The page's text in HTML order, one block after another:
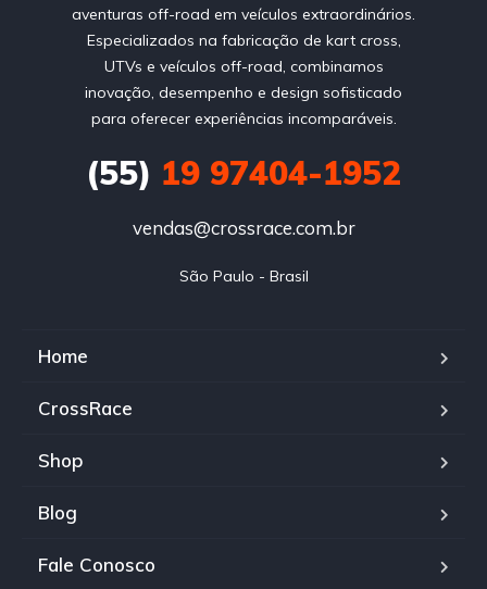
aventuras off-road em veículos extraordinários.
Especializados na fabricação de kart cross,
UTVs e veículos off-road, combinamos
inovação, desempenho e design sofisticado
para oferecer experiências incomparáveis.
(55) 19 97404-1952
vendas@crossrace.com.br
São Paulo - Brasil
Home
CrossRace
Shop
Blog
Fale Conosco